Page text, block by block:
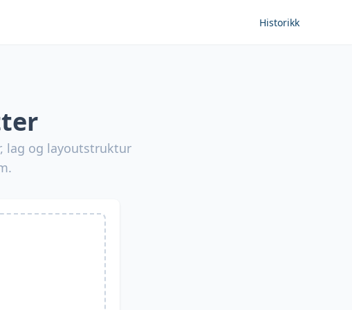
Historikk
lag og layoutstruktur